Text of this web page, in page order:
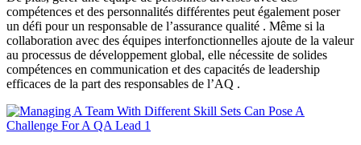
compétences et des personnalités différentes peut également poser
un défi pour un responsable de l’assurance qualité . Même si la
collaboration avec des équipes interfonctionnelles ajoute de la valeur
au processus de développement global, elle nécessite de solides
compétences en communication et des capacités de leadership
efficaces de la part des responsables de l’AQ .